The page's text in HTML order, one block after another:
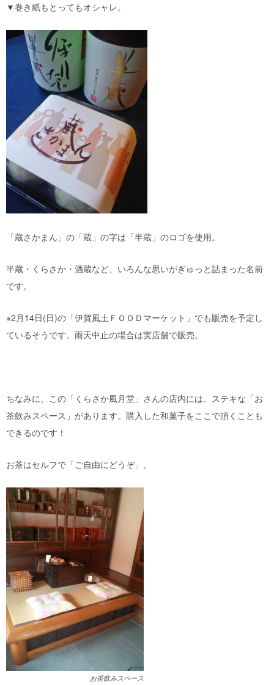
▼巻き紙もとってもオシャレ。
「蔵さかまん」の「蔵」の字は「半蔵」のロゴを使用。
半蔵・くらさか・酒蔵など、いろんな思いがぎゅっと詰まった名前
です。
※2月14日(日)の「伊賀風土ＦＯＯＤマーケット」でも販売を予定し
ているそうです。雨天中止の場合は実店舗で販売。
ちなみに、この「くらさか風月堂」さんの店内には、ステキな「お
茶飲みスペース」があります。購入した和菓子をここで頂くことも
できるのです！
お茶はセルフで「ご自由にどうぞ」。
お茶飲みスペース